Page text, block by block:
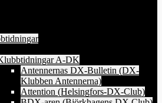
A-DK
Antennernas DX-Bulletin (DX-
Klubben Antennerna)
Attention (Helsingfors-DX-Club)